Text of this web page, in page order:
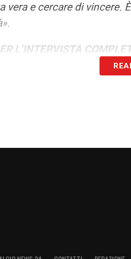
vera e cercare di vincere.
L’INTERVISTA